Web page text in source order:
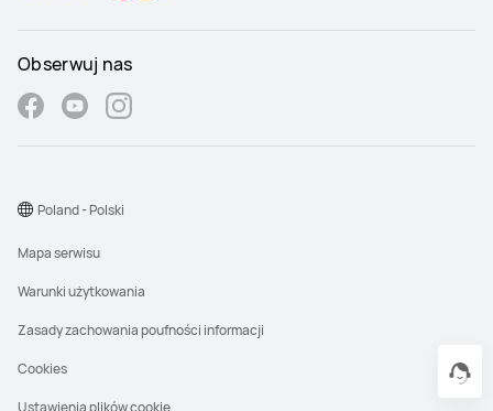
Obserwuj nas
Mapa serwisu
Warunki użytkowania
Zasady zachowania poufności informacji
Cookies
Ustawienia plików cookie
Poland - Polski